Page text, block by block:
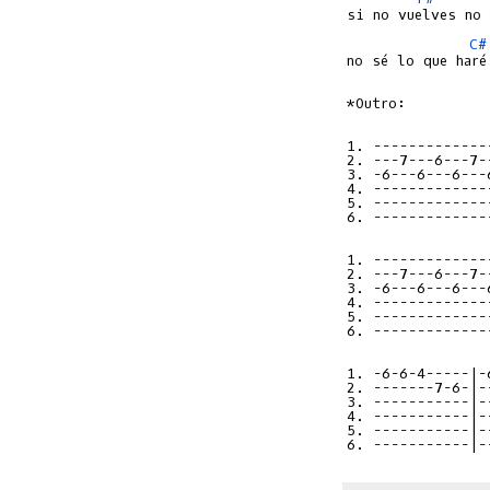
C#
no sé lo que
*Outro:
1.
2. ---7---6---
3. -6---6---
4.
5.
6.
1.
2. ---7---6---
3. -6---6---
4.
5.
6.
1. -6-6-4-----|-
2. -------7-6-
3. -----------
4. -----------
5. -----------